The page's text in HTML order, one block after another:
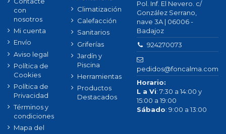
con
nosotros
Mi cuenta
Envío
Aviso legal
Política de
Cookies
Política de
Privacidad
Términos y
condiciones
Mapa del
Climatización
Calefacción
Sanitarios
Griferías
Jardín y
Piscina
Herramientas
Productos
Destacados
Pol. Inf. El Nevero. c/
González Serrano,
nave 3A | 06006 -
Badajoz
924270073
pedidos@foncalma.com
Horario:
L a Vi: 7:30 a 14:00 y
15:00 a 19:00
Sábado: 9:00 a 13:00